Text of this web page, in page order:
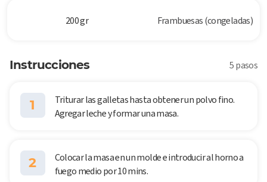
200 gr Frambuesas (congeladas)
Instrucciones 5 pasos
1
Triturar las galletas hasta obtener un polvo fino.
Agregar leche y formar una masa.
2
Colocar la masa en un molde e introducir al horno a
fuego medio por 10 mins.